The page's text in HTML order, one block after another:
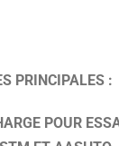
PRINCIPALES :
POUR